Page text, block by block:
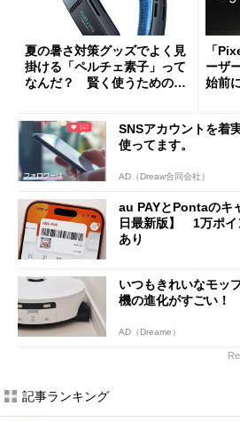
夏の暑さ対策グッズでよく見
掛ける「ペルチェ素子」って
なんだ？ 賢く使うための注
「
ーザ
始前
SNSアカウントを着
使ってます。
AD（Dreaw合同会社）
au PAYとPontaのキ
日最新版】 1万ポイ
あり
いつもきれいなモッ
機の進化がすごい！
AD（Dreame）
記事ランキング